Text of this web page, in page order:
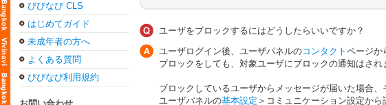
びびなび CLS
はじめてガイド
未成年者の方へ
よくある質問
びびなび利用規約
ユーザをブロックするにはどうしたらいいですか？
ユーザログイン後、ユーザパネルのコンタクト ページか
ブロックをしても、対象ユーザにブロックの通知はされ
ブロックしているユーザからメッセージが届いた場合、
ユーザパネルの基本設定 ＞コミュニケーション設定から